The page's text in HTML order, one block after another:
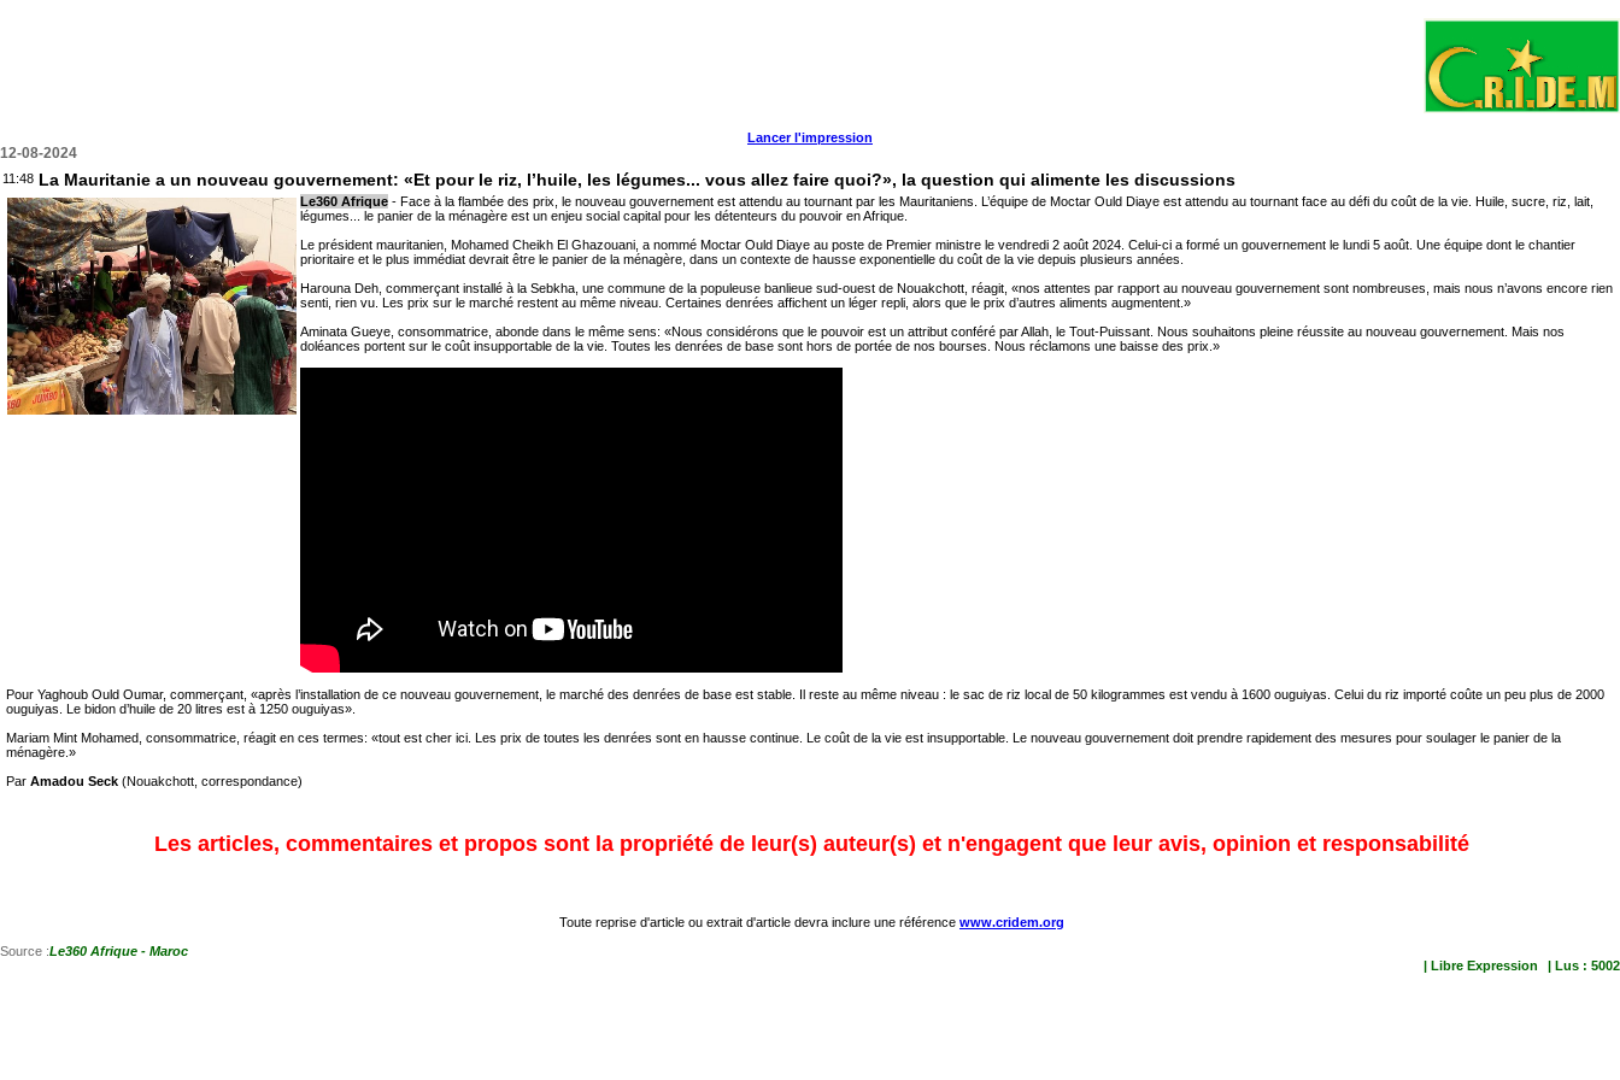
Lancer l'impression
12-08-2024
11:48 La Mauritanie a un nouveau gouvernement: «Et pour le riz, l’huile, les légumes... vous allez faire quoi?», la question qui alimente les discussions
Le360 Afrique - Face à la flambée des prix, le nouveau gouvernement est attendu au tournant par les Mauritaniens. L’équipe de Moctar Ould Diaye est attendu au tournant face au défi du coût de la vie. Huile, sucre, riz, lait,
légumes... le panier de la ménagère est un enjeu social capital pour les détenteurs du pouvoir en Afrique.
Le président mauritanien, Mohamed Cheikh El Ghazouani, a nommé Moctar Ould Diaye au poste de Premier ministre le vendredi 2 août 2024. Celui-ci a formé un gouvernement le lundi 5 août. Une équipe dont le chantier
prioritaire et le plus immédiat devrait être le panier de la ménagère, dans un contexte de hausse exponentielle du coût de la vie depuis plusieurs années.
Harouna Deh, commerçant installé à la Sebkha, une commune de la populeuse banlieue sud-ouest de Nouakchott, réagit, «nos attentes par rapport au nouveau gouvernement sont nombreuses, mais nous n’avons encore rien
senti, rien vu. Les prix sur le marché restent au même niveau. Certaines denrées affichent un léger repli, alors que le prix d’autres aliments augmentent.»
Aminata Gueye, consommatrice, abonde dans le même sens: «Nous considérons que le pouvoir est un attribut conféré par Allah, le Tout-Puissant. Nous souhaitons pleine réussite au nouveau gouvernement. Mais nos
doléances portent sur le coût insupportable de la vie. Toutes les denrées de base sont hors de portée de nos bourses. Nous réclamons une baisse des prix.»
Pour Yaghoub Ould Oumar, commerçant, «après l’installation de ce nouveau gouvernement, le marché des denrées de base est stable. Il reste au même niveau : le sac de riz local de 50 kilogrammes est vendu à 1600 ouguiyas. Celui du riz importé coûte un peu plus de 2000
ouguiyas. Le bidon d’huile de 20 litres est à 1250 ouguiyas».
Mariam Mint Mohamed, consommatrice, réagit en ces termes: «tout est cher ici. Les prix de toutes les denrées sont en hausse continue. Le coût de la vie est insupportable. Le nouveau gouvernement doit prendre rapidement des mesures pour soulager le panier de la
ménagère.»
Par Amadou Seck (Nouakchott, correspondance)
Les articles, commentaires et propos sont la propriété de leur(s) auteur(s) et n'engagent que leur avis, opinion et responsabilité
Toute reprise d'article ou extrait d'article devra inclure une référence www.cridem.org
Source :Le360 Afrique - Maroc
| Libre Expression
| Lus : 5002